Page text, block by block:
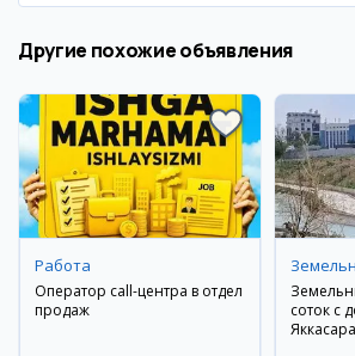
Другие похожие объявления
Работа
Оператор call-центра в отдел
продаж
соток с